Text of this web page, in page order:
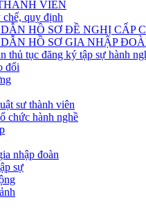
VIÊN
quy định
HỒ SƠ ĐỀ NGHỊ CẤP
HỒ SƠ GIA NHẬP
thủ tục đăng ký tập sự hành
đổi
sư thành viên
chức hành nghề
nhập đoàn
sự